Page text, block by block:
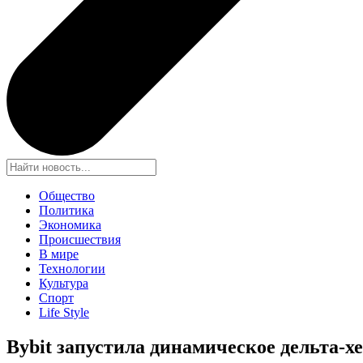
Общество
Политика
Экономика
Происшествия
В мире
Технологии
Культура
Спорт
Life Style
Bybit запустила динамическое дельта-